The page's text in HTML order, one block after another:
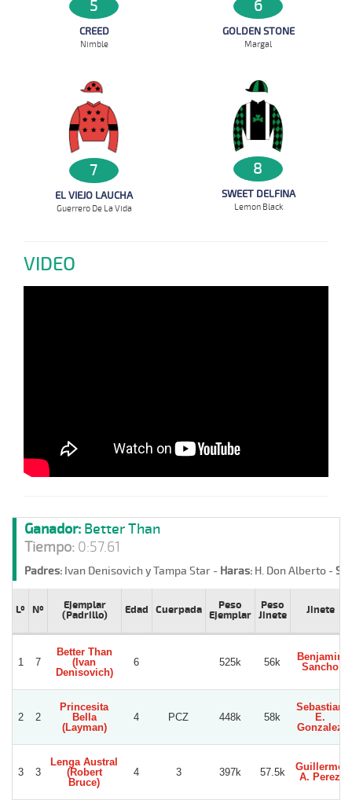
5
CREED
Nimble
6
GOLDEN STONE
Margal
7
EL VIEJO LAUCHA
Guerrero De La Vida
8
SWEET DELFINA
Lemon Black
VIDEO
Ganador: Better Than
Tiempo: 0:57.61
Padres: Ivan Denisovich y Tampa Star - Haras: H. Don Alberto -
Lº Nº
Ejemplar
(Padrillo)
Edad Cuerpada
Peso
Ejemplar
Peso
Jinete
Jinete
1 7
Better Than
(Ivan
Denisovich)
6 525k 56k
Benjamin
Sancho
2 2
Princesita
Bella
(Layman)
4 PCZ 448k 58k
Sebastian
E.
Gonzalez
3 3
Lenga Austral
(Robert
Bruce)
4 3 397k 57.5k
Guillermo
A. Perez